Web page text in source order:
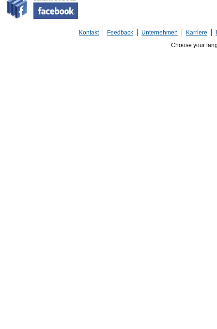
Kontakt Feedback Unternehmen Karriere
Choose your